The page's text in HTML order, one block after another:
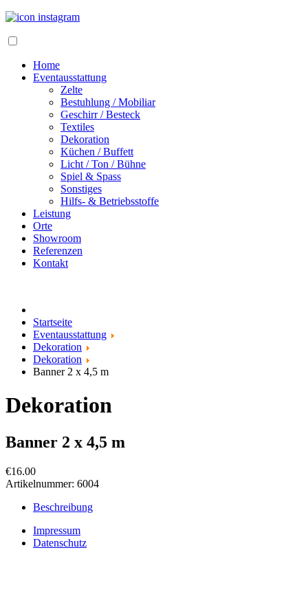
Home
Eventausstattung
Zelte
Bestuhlung / Mobiliar
Geschirr / Besteck
Textiles
Dekoration
Küchen / Buffett
Licht / Ton / Bühne
Spiel & Spass
Sonstiges
Hilfs- & Betriebsstoffe
Leistung
Orte
Showroom
Referenzen
Kontakt
Startseite
Eventausstattung
Dekoration
Dekoration
Banner 2 x 4,5 m
Dekoration
Banner 2 x 4,5 m
€16.00
Artikelnummer: 6004
Beschreibung
Impressum
Datenschutz